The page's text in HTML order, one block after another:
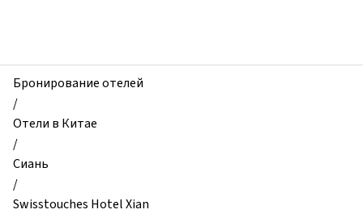
Swisstouches
Hotel
Xian,
Сиань,
Китай
Бронирование отелей
/
Отели в Китае
/
Сиань
/
Swisstouches Hotel Xian